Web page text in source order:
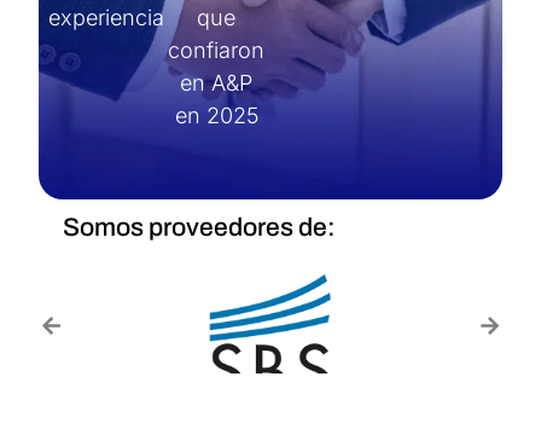
experiencia
que
confiaron
en A&P
en 2025
Somos proveedores de: